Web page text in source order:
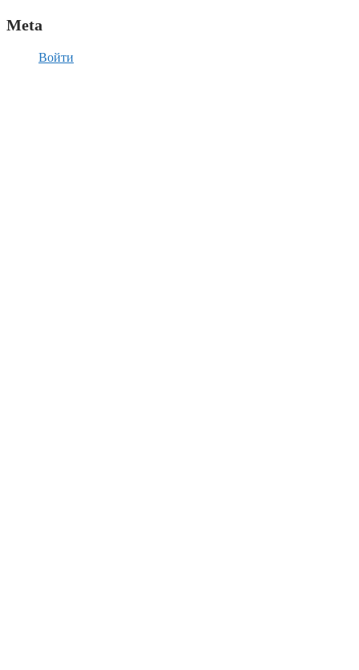
Meta
Войти